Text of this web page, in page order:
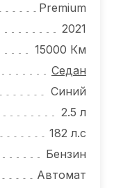
Premium
2021
15000 Км
Седан
Синий
2.5 л
182 л.с
Бензин
Автомат